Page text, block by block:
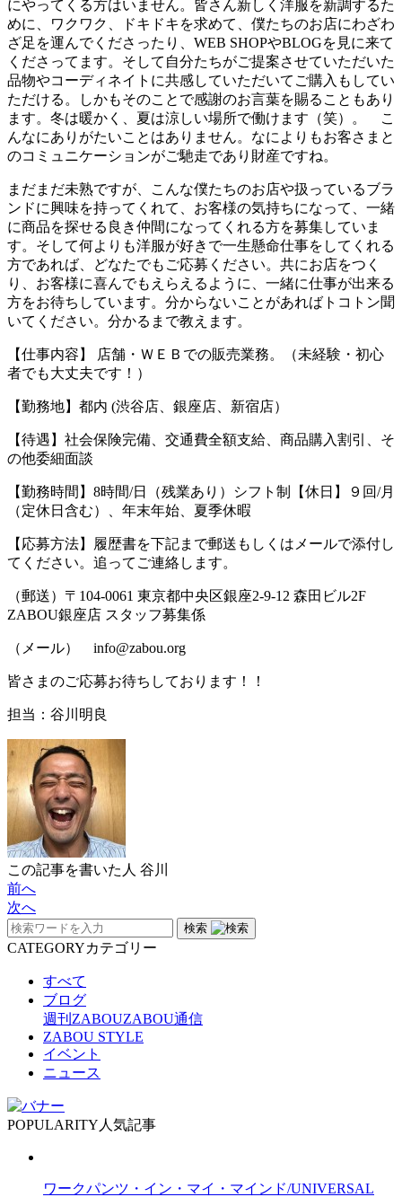
にやってくる方はいません。皆さん新しく洋服を新調するた
めに、ワクワク、ドキドキを求めて、僕たちのお店にわざわ
ざ足を運んでくださったり、WEB SHOPやBLOGを見に来て
くださってます。そして自分たちがご提案させていただいた
品物やコーディネイトに共感していただいてご購入もしてい
ただける。しかもそのことで感謝のお言葉を賜ることもあり
ます。冬は暖かく、夏は涼しい場所で働けます（笑）。 こ
んなにありがたいことはありません。なによりもお客さまと
のコミュニケーションがご馳走であり財産ですね。
まだまだ未熟ですが、こんな僕たちのお店や扱っているブラ
ンドに興味を持ってくれて、お客様の気持ちになって、一緒
に商品を探せる良き仲間になってくれる方を募集していま
す。そして何よりも洋服が好きで一生懸命仕事をしてくれる
方であれば、どなたでもご応募ください。共にお店をつく
り、お客様に喜んでもえらえるように、一緒に仕事が出来る
方をお待ちしています。分からないことがあればトコトン聞
いてください。分かるまで教えます。
【仕事内容】 店舗・ＷＥＢでの販売業務。（未経験・初心
者でも大丈夫です！）
【勤務地】都内 (渋谷店、銀座店、新宿店）
【待遇】社会保険完備、交通費全額支給、商品購入割引、そ
の他委細面談
【勤務時間】8時間/日（残業あり）シフト制【休日】９回/月
（定休日含む）、年末年始、夏季休暇
【応募方法】履歴書を下記まで郵送もしくはメールで添付し
てください。追ってご連絡します。
（郵送）〒104-0061 東京都中央区銀座2-9-12 森田ビル2F
ZABOU銀座店 スタッフ募集係
（メール） info@zabou.org
皆さまのご応募お待ちしております！！
担当：谷川明良
この記事を書いた人 谷川
前へ
次へ
検索
CATEGORYカテゴリー
すべて
ブログ
週刊ZABOUZABOU通信
ZABOU STYLE
イベント
ニュース
POPULARITY 人気記事
ワークパンツ・イン・マイ・マインド/UNIVERSAL